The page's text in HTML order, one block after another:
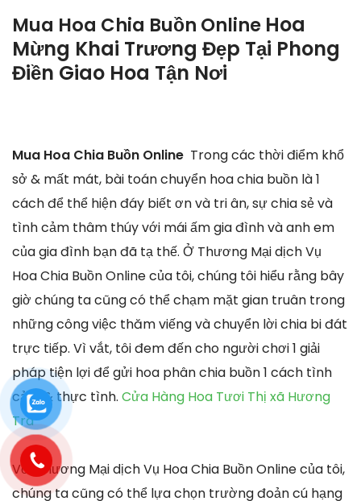
Mua Hoa Chia Buồn Online Hoa
Mừng Khai Trương Đẹp Tại Phong
Điền Giao Hoa Tận Nơi
Mua Hoa Chia Buồn Online Trong các thời điểm khổ
sở & mất mát, bài toán chuyển hoa chia buồn là 1
cách để thể hiện đáy biết ơn và tri ân, sự chia sẻ và
tình cảm thâm thúy với mái ấm gia đình và anh em
của gia đình bạn đã tạ thế. Ở Thương Mại dịch Vụ
Hoa Chia Buồn Online của tôi, chúng tôi hiểu rằng bây
giờ chúng ta cũng có thể chạm mặt gian truân trong
những công việc thăm viếng và chuyển lời chia bi đát
trực tiếp. Vì vắt, tôi đem đến cho người chơi 1 giải
pháp tiện lợi để gửi hoa phân chia buồn 1 cách tình
cảm & thực tình. Cửa Hàng Hoa Tươi Thị xã Hương
Trà
Với Thương Mại dịch Vụ Hoa Chia Buồn Online của tôi,
chúng ta cũng có thể lựa chọn trường đoản cú hạng